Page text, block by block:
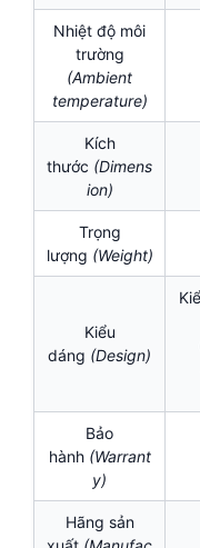
Nhiệt độ môi
trường
(Ambient
temperature)
Kích
thước (Dimens
ion)
Trọng
lượng (Weight)
Kiểu
dáng (Design)
Bảo
hành(Warrant
y)
Hãng sản